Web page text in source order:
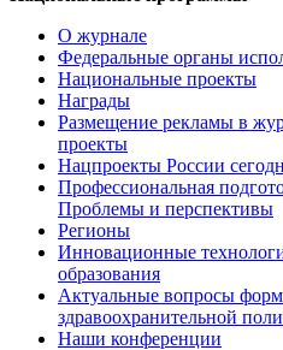
О журнале
Федеральные органы
Национальные проекты
Награды
Размещение рекламы в
проекты
Нацпроекты России
Профессиональная
Проблемы и перспективы
Регионы
Инновационные
образования
Актуальные вопросы
здравоохранительной
Наши конференции